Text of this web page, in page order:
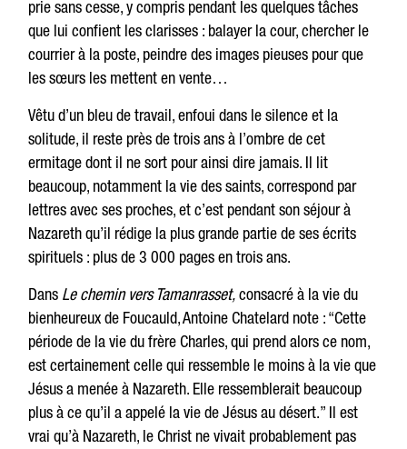
prie sans cesse, y compris pendant les quelques tâches
que lui confient les clarisses : balayer la cour, chercher le
courrier à la poste, peindre des images pieuses pour que
les sœurs les mettent en vente…
Vêtu d’un bleu de travail, enfoui dans le silence et la
solitude, il reste près de trois ans à l’ombre de cet
ermitage dont il ne sort pour ainsi dire jamais. Il lit
beaucoup, notamment la vie des saints, correspond par
lettres avec ses proches, et c’est pendant son séjour à
Nazareth qu’il rédige la plus grande partie de ses écrits
spirituels : plus de 3 000 pages en trois ans.
Dans Le chemin vers Tamanrasset,consacré à la vie du
bienheureux de Foucauld, Antoine Chatelard note : “Cette
période de la vie du frère Charles, qui prend alors ce nom,
est certainement celle qui ressemble le moins à la vie que
Jésus a menée à Nazareth. Elle ressemblerait beaucoup
plus à ce qu’il a appelé la vie de Jésus au désert.” Il est
vrai qu’à Nazareth, le Christ ne vivait probablement pas